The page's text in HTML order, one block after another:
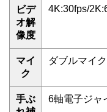
ビデ
オ解
像度
4K:30fps/
マイ
ク
ダブルマイク
手ぶ
6軸電子ジャ